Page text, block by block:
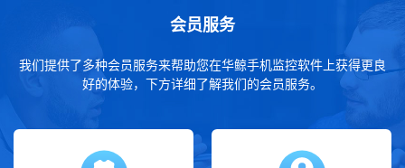
会员服务
我们提供了多种会员服务来帮助您在华鲸手机监控软件上获得更良
好的体验，下方详细了解我们的会员服务。